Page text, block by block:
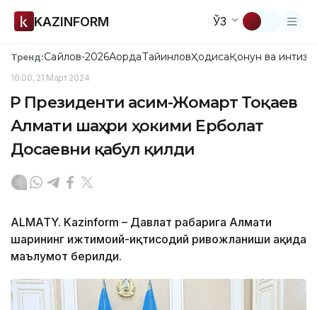
KAZINFORM ЎЗ
Тренд:Сайлов-2026АқордаТайинловҲодисаҚонун ва
16:00, 21 Март 2024
ҚР Президенти Қасим-Жомарт Тоқаев
Алмати шаҳри ҳокими Ерболат
Досаевни қабул қилди
ALMATY. Kazinform – Давлат раҳбарига Алмати
шаҳрининг ижтимоий-иқтисодий ривожланиши ҳақида
маълумот берилди.